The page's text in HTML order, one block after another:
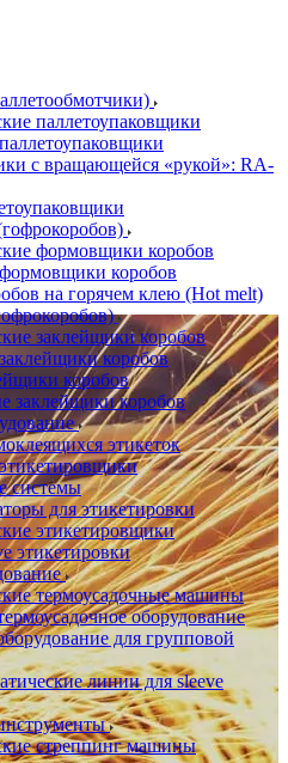
паллетоупаковщики
с вращающейся «рукой»: RA-
формовщики коробов
коробов
на горячем клею (Hot melt)
заклейщики коробов
коробов
коробов
заклейщики коробов
этикеток
системы
для этикетировки
этикетировщики
этикетировки
термоусадочные машины
оборудование
для групповой
линии для sleeve
стреппинг машины